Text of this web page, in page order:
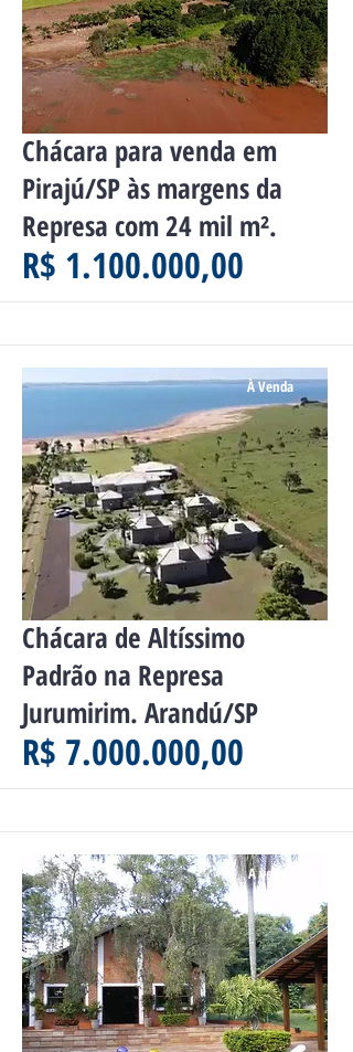
Chácara para venda em
Pirajú/SP às margens da
Represa com 24 mil m².
R$ 1.100.000,00
À Venda
Chácara de Altíssimo
Padrão na Represa
Jurumirim. Arandú/SP
R$ 7.000.000,00
A venda